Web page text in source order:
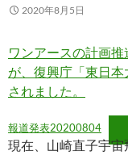
2020年8月5日
ワンアースの計画推
が、復興庁「東日
されました。
報道発表20200804
現在、山崎直子宇